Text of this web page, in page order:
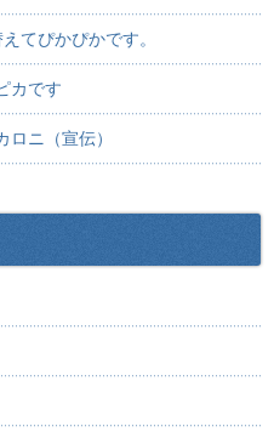
てぴかぴかです。
カです
ニ（宣伝）